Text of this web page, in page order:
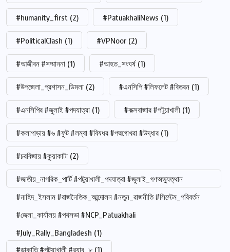
#humanity_first (2) #PatuakhaliNews (1)
#PoliticalClash (1) #VPNoor (2)
#আজীবন #সম্মাননা (1) #আহত_সংঘর্ষ (1)
#উপজেলা_প্রশাসন_ডিমলা (2) #এনসিপি #লিফলেট #বিতরন (1)
#এনসিপির #জুলাই #পদযাত্রা (1) #কক্সবাজার #পটুয়াখালী (1)
#কলাপাড়ায় #৬ #ফুট #লম্বা #বিষধর #পদ্মগোখরা #উদ্ধার (1)
#চরবিজায় #কুয়াকাটা (2)
#জাতীয়_নাগরিক_পার্টি #পটুয়াখালী_পদযাত্রা #জুলাই_গণঅভ্যুত্থান
#নাহিদ_ইসলাম #রাজনৈতিক_আন্দোলন #নতুন_রাজনীতি #সিস্টেম_পরিবর্তন
#জেলা_কার্যালয় #পথসভা #NCP_Patuakhali
#July_Rally_Bangladesh (1)
#ডাকাতি #পটুয়াখালী #র‍্যাব_৮ (1)